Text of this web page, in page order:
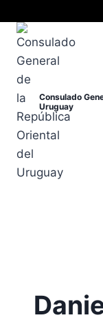
Consulado
Uruguay